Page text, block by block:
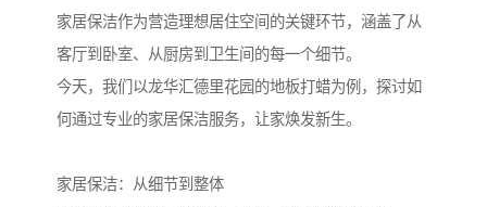
家居保洁作为营造理想居住空间的关键环节，涵盖了从
客厅到卧室、从厨房到卫生间的每一个细节。
今天，我们以龙华汇德里花园的地板打蜡为例，探讨如
何通过专业的家居保洁服务，让家焕发新生。
家居保洁：从细节到整体